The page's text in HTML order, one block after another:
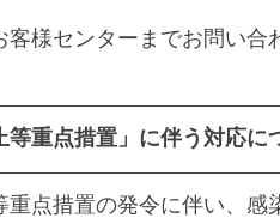
様センターまでお問い合
等重点措置」に伴う対応に
重点措置の発令に伴い、